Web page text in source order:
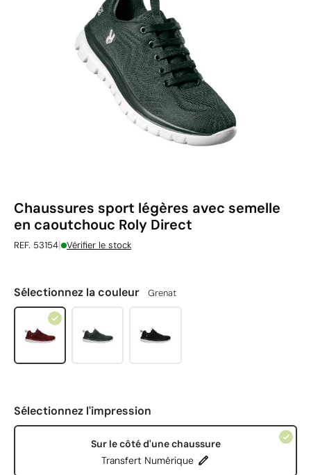
Chaussures sport légères avec semelle
en caoutchouc Roly Direct
REF. 53154| Vérifier le stock
Sélectionnez la couleur Grenat
Sélectionnez l'impression
Sur le côté d'une chaussure
Transfert Numérique